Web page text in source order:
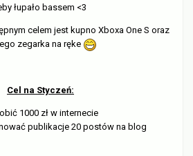
łupało bassem <3
celem jest kupno Xboxa One S oraz
zegarka na ręke
Cel na Styczeń:
1000 zł w internecie
publikacje 20 postów na blog